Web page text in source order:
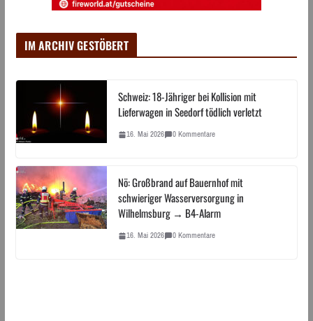
IM ARCHIV GESTÖBERT
Schweiz: 18-Jähriger bei Kollision mit
Lieferwagen in Seedorf tödlich verletzt
16. Mai 2026 0 Kommentare
Nö: Großbrand auf Bauernhof mit
schwieriger Wasserversorgung in
Wilhelmsburg → B4-Alarm
16. Mai 2026 0 Kommentare